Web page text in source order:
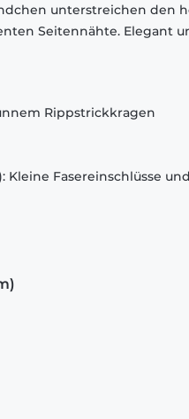
unterstreichen den
Seitennähte. Elegant
Rippstrickkragen
Kleine Fasereinschlüsse